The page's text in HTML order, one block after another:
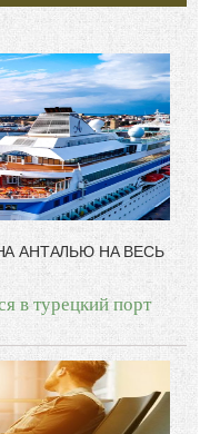
АНТАЛЬЮ НА ВЕСЬ
в турецкий порт